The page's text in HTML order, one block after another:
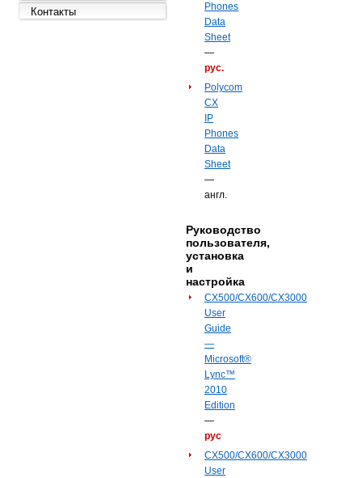
Контакты
Phones
Data
Sheet
—
рус.
Polycom
CX
IP
Phones
Data
Sheet
—
англ.
Руководство
пользователя,
установка
и
настройка
CX500/CX600/CX3000
User
Guide
—
Microsoft®
Lync™
2010
Edition
—
рус
CX500/CX600/CX3000
User